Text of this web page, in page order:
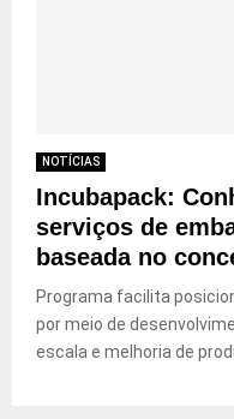
NOTÍCIAS
Incubapack:
serviços de
baseada no
Programa facilita
por meio de
escala e melhoria de